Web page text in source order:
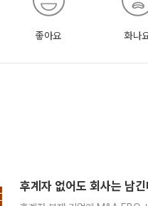
좋아요 화나
후계자 없어도 회사는 남